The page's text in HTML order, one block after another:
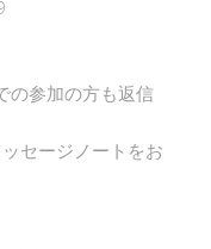
の参加の方も返信
セージノートをお